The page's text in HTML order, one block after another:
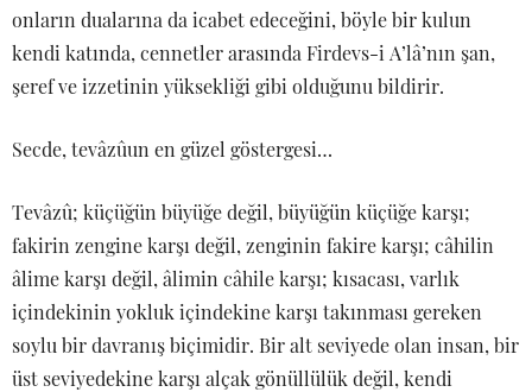
onların dualarına da icabet edeceğini, böyle bir kulun
kendi katında, cennetler arasında Firdevs-i A’lâ’nın şan,
şeref ve izzetinin yüksekliği gibi olduğunu bildirir.
Secde, tevâzûun en güzel göstergesi…
Tevâzû; küçüğün büyüğe değil, büyüğün küçüğe karşı;
fakirin zengine karşı değil, zenginin fakire karşı; câhilin
âlime karşı değil, âlimin câhile karşı; kısacası, varlık
içindekinin yokluk içindekine karşı takınması gereken
soylu bir davranış biçimidir. Bir alt seviyede olan insan, bir
üst seviyedekine karşı alçak gönüllülük değil, kendi